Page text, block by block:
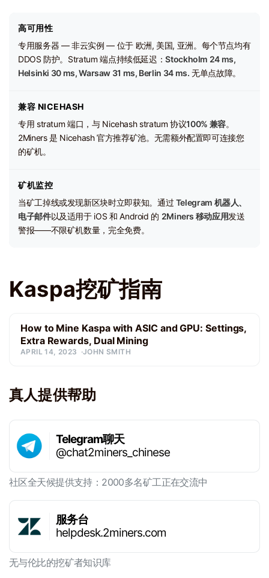
高可用性
专用服务器 — 非云实例 — 位于 欧洲, 美国, 亚洲。每个节点均有
DDOS 防护。Stratum 端点持续低延迟：Stockholm 24 ms,
Helsinki 30 ms, Warsaw 31 ms, Berlin 34 ms. 无单点故障。
兼容 NICEHASH
专用 stratum 端口，与 Nicehash stratum 协议100% 兼容。
2Miners 是 Nicehash 官方推荐矿池。无需额外配置即可连接您
的矿机。
矿机监控
当矿工掉线或发现新区块时立即获知。通过 Telegram 机器人、
电子邮件以及适用于 iOS 和 Android 的 2Miners 移动应用发送
警报——不限矿机数量，完全免费。
Kaspa挖矿指南
How to Mine Kaspa with ASIC and GPU: Settings,
Extra Rewards, Dual Mining
APRIL 14, 2023 JOHN SMITH
真人提供帮助
Telegram聊天
@chat2miners_chinese
社区全天候提供支持：2000多名矿工正在交流中
服务台
helpdesk.2miners.com
无与伦比的挖矿者知识库